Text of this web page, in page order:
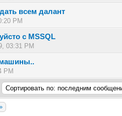
всем далант
PM
с MSSQL
03:31 PM
машины..
PM